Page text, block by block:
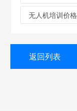
无人机培训价格
返回列表